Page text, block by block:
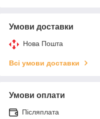
Умови доставки
Нова Пошта
Всі умови доставки
Умови оплати
Післяплата